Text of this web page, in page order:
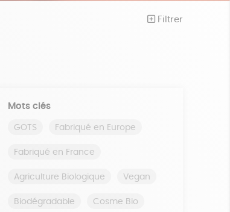
Filtrer
Mots clés
GOTS Fabriqué en Europe
Fabriqué en France
Agriculture Biologique Vegan
Biodégradable Cosme Bio